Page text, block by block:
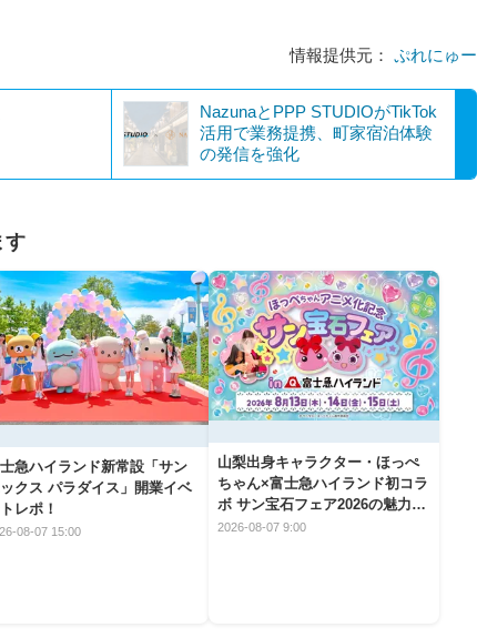
情報提供元： ぷれにゅー
NazunaとPPP STUDIOがTikTok
活用で業務提携、町家宿泊体験
の発信を強化
す
急ハイランド新常設「サン
クス パラダイス」開業イベ
レポ！
08-07 15:00
山梨出身キャラクター・ほっぺ
ちゃん×富士急ハイランド初コラ
ボ サン宝石フェア2026の魅力と
楽しみ方
2026-08-07 9:00